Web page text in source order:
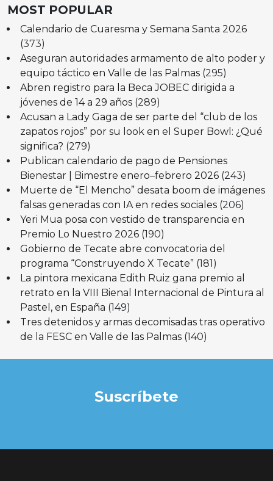
MOST POPULAR
Calendario de Cuaresma y Semana Santa 2026
(373)
Aseguran autoridades armamento de alto poder y
equipo táctico en Valle de las Palmas (295)
Abren registro para la Beca JOBEC dirigida a
jóvenes de 14 a 29 años (289)
Acusan a Lady Gaga de ser parte del “club de los
zapatos rojos” por su look en el Super Bowl: ¿Qué
significa? (279)
Publican calendario de pago de Pensiones
Bienestar | Bimestre enero–febrero 2026 (243)
Muerte de “El Mencho” desata boom de imágenes
falsas generadas con IA en redes sociales (206)
Yeri Mua posa con vestido de transparencia en
Premio Lo Nuestro 2026 (190)
Gobierno de Tecate abre convocatoria del
programa “Construyendo X Tecate” (181)
La pintora mexicana Edith Ruiz gana premio al
retrato en la VIII Bienal Internacional de Pintura al
Pastel, en España (149)
Tres detenidos y armas decomisadas tras operativo
de la FESC en Valle de las Palmas (140)
Suscríbete